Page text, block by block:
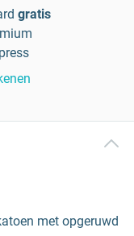
gratis
met opgeruwd